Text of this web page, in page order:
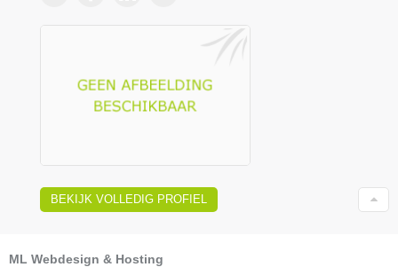
BEKIJK VOLLEDIG PROFIEL
ML Webdesign & Hosting